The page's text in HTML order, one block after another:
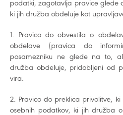
podatki, zagotavlja pravice glede
ki jih družba obdeluje kot
1. Pravico do obvestila o
obdelave (pravica do
posamezniku ne glede na to,
družba obdeluje, pridobljeni od
vira.
2. Pravico do preklica privolitve,
osebnih podatkov, ki jih družba